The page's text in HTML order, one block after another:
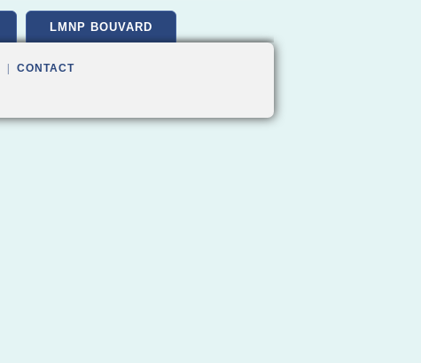
LMNP BOUVARD
CONTACT